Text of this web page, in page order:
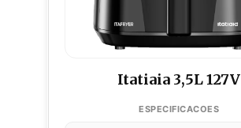
Itatiaia 3,5L 127V